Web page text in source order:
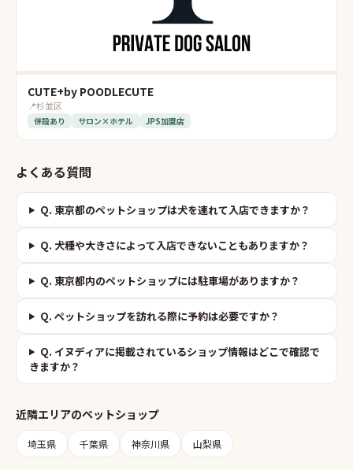
CUTE+by POODLECUTE
📍杉並区
併設あり サロン×ホテル JPS加盟店
よくある質問
Q. 東京都のペットショップは犬を連れて入店できますか？
Q. 犬種や大きさによって入店できないこともありますか？
Q. 東京都内のペットショップには駐車場がありますか？
Q. ペットショップを訪れる際に予約は必要ですか？
Q. イヌディアに掲載されているショップ情報はどこで確認で
きますか？
近隣エリアのペットショップ
埼玉県 千葉県 神奈川県 山梨県